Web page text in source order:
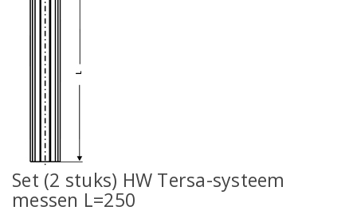
Set (2 stuks) HW Tersa-systeem
messen L=250